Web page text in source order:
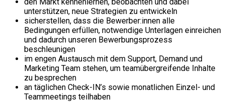
unterstützen, neue Strategien zu entwickeln
sicherstellen, dass die Bewerber:innen alle
Bedingungen erfüllen, notwendige Unterlagen einreichen
und dadurch unseren Bewerbungsprozess
beschleunigen
im engen Austausch mit dem Support, Demand und
Marketing Team stehen, um teamübergreifende Inhalte
zu besprechen
an täglichen Check-IN’s sowie monatlichen Einzel- und
Teammeetings teilhaben